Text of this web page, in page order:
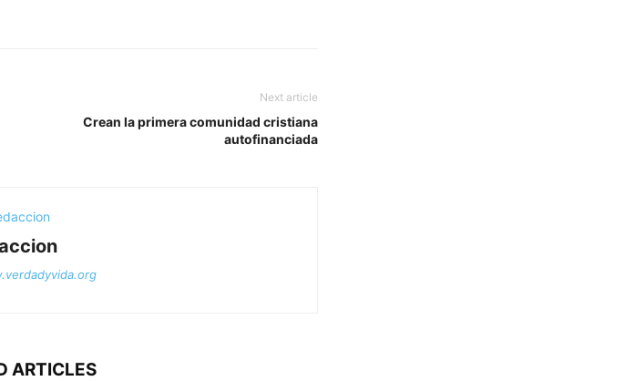
Next article
Crean la primera comunidad cristiana
autofinanciada
ARTICLES